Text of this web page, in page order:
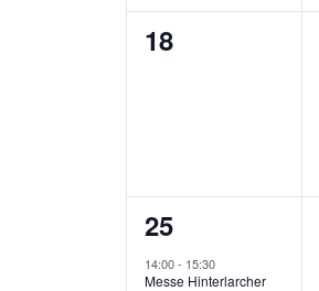
0
18
1
Veranstaltung,
25
14:00- 15:30
Messe Hinterlarcher